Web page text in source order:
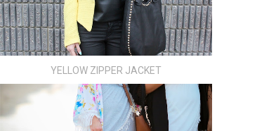
YELLOW ZIPPER JACKET